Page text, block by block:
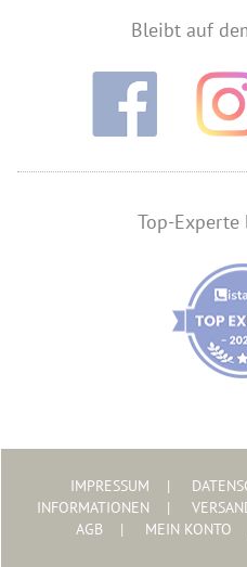
Bleibt auf
Top-
IMPRESSUM
INFORMATIONEN
AGB
MEIN KONTO